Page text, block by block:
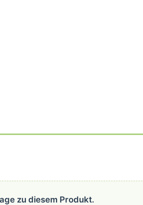
zu diesem Produkt.